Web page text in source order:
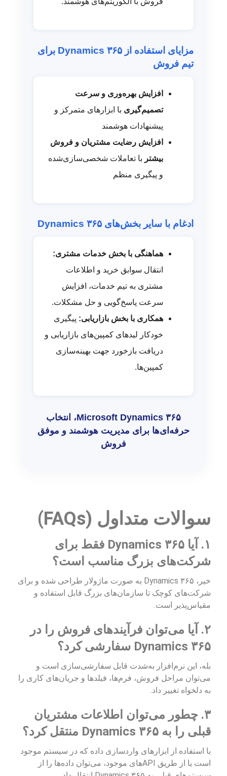
مزایای استفاده از Dynamics ۳۶۵ برای
تیم فروش
افزایش بهره‌وری و سرعت
تصمیم‌گیری با ابزارهای متمرکز و
پیشنهادات هوشمند
افزایش رضایت مشتریان و فروش
بیشتر با تعاملات شخصی‌سازی‌شده
و پیگیری منظم
ادغام با سایر بخش‌های Dynamics ۳۶۵
هماهنگی با بخش خدمات مشتری:
انتقال سوابق خرید و اطلاعات
مشتری به تیم خدمات، افزایش
سرعت پاسخ‌گویی و حل مشکلات.
همکاری با بخش بازاریابی: پیگیری
خودکار لیدهای کمپین‌های بازاریابی و
دریافت بازخورد جهت بهینه‌سازی
کمپین‌ها.
Microsoft Dynamics ۳۶۵، انتخاب
حرفه‌ای‌ها برای مدیریت هوشمند و موفق
فروش
سوالات متداول (FAQs)
۱. آیا Dynamics ۳۶۵ فقط برای
شرکت‌های بزرگ مناسب است؟
خیر، Dynamics ۳۶۵ به صورت ماژولار طراحی شده و برای
شرکت‌های کوچک تا سازمان‌های بزرگ قابل استفاده و
مقیاس‌پذیر است.
۲. آیا می‌توان فرآیندهای فروش را در
Dynamics ۳۶۵ سفارشی کرد؟
بله، این نرم‌افزار به‌شدت قابل سفارشی‌سازی است و
می‌توان مراحل فروش، فرم‌ها، فیلدها و جریان‌های کاری را
به دلخواه تغییر داد.
۳. چطور می‌توان اطلاعات مشتریان
قبلی را به Dynamics ۳۶۵ منتقل کرد؟
با استفاده از ابزارهای واردسازی داده که در سیستم موجود
است یا از طریق APIهای موجود، می‌توان داده‌ها را از